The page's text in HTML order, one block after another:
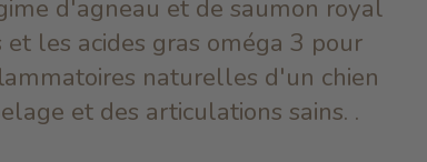
d'agneau et de saumon royal
les acides gras oméga 3 pour
naturelles d'un chien
et des articulations sains. .